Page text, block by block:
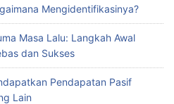
Mengidentifikasinya?
Masa Lalu: Langkah Awal
dan Sukses
Pendapatan Pasif
Lain